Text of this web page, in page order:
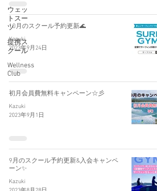
ウェッ
トスー
ツ
提携ス
クール
Wellness
Club
10月のスクール予約更新🌊
Kazuki
2023年9月24日
初月会員費無料キャンペーン☆彡
Kazuki
2023年9月1日
9月のスクール予約更新&入会キャンペ
ーン✨
Kazuki